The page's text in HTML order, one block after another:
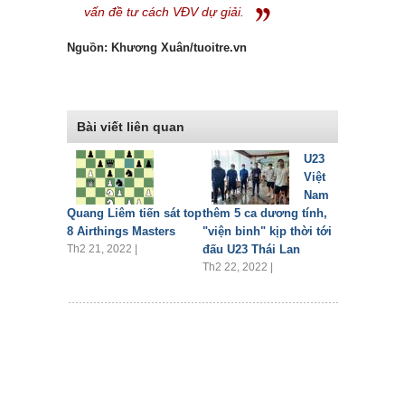
vấn đề tư cách VĐV dự giải.
Nguồn: Khương Xuân/tuoitre.vn
Bài viết liên quan
Quang Liêm tiến sát top
8 Airthings Masters
Th2 21, 2022 |
U23
Việt
Nam
thêm 5 ca dương tính,
"viện binh" kịp thời tới
đấu U23 Thái Lan
Th2 22, 2022 |